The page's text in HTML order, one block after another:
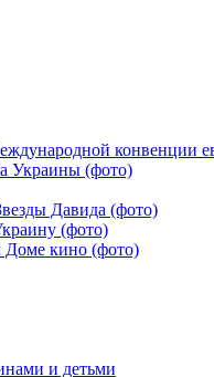
Украины (фото)
Давида (фото)
(фото)
Доме кино (фото)
и детьми